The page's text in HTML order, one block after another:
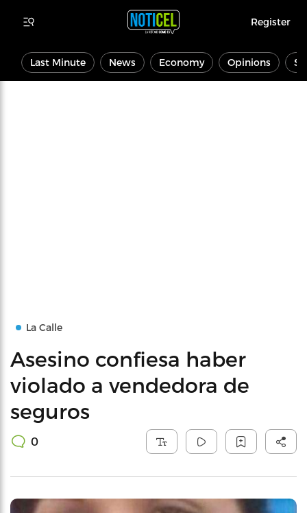
Register
Last Minute News Economy Opinions
La Calle
Asesino confiesa haber
violado a vendedora de
seguros
0